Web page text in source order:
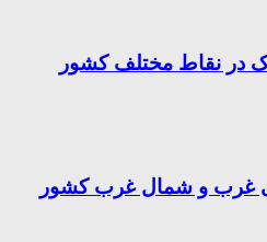
در نقاط مختلف کشور
غرب و شمال غرب کشور